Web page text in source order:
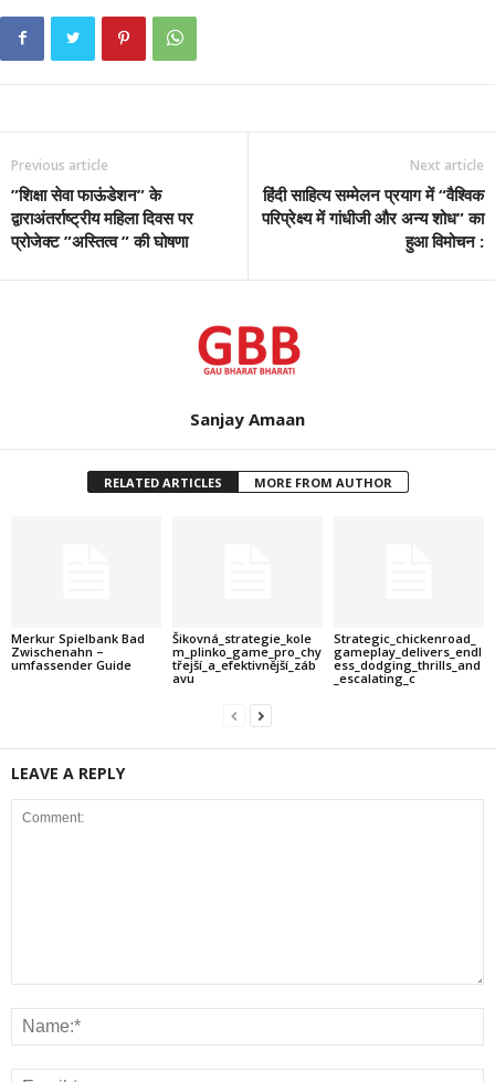
Previous article
”शिक्षा सेवा फाऊंडेशन” के
द्वाराअंतर्राष्ट्रीय महिला दिवस पर
प्रोजेक्ट ”अस्तित्व ” की घोषणा
Next article
हिंदी साहित्य सम्मेलन प्रयाग में “वैश्विक
परिप्रेक्ष्य में गांधीजी और अन्य शोध” का
हुआ विमोचन :
Sanjay Amaan
RELATED ARTICLES MORE FROM AUTHOR
Merkur Spielbank Bad
Zwischenahn –
umfassender Guide
Šikovná_strategie_kole
m_plinko_game_pro_chy
třejší_a_efektivnější_záb
avu
Strategic_chickenroad_
gameplay_delivers_endl
ess_dodging_thrills_and
_escalating_c
LEAVE A REPLY